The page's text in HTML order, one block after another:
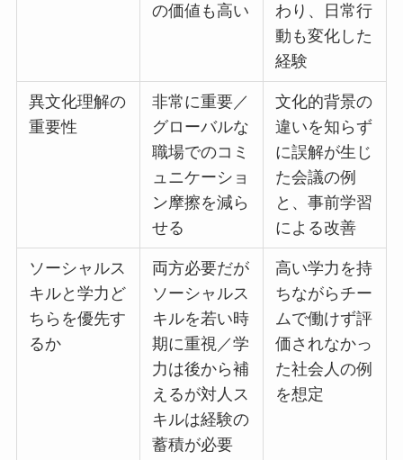
の価値も高い
わり、日常行
動も変化した
経験
異文化理解の
重要性
非常に重要／
グローバルな
職場でのコミ
ュニケーショ
ン摩擦を減ら
せる
文化的背景の
違いを知らず
に誤解が生じ
た会議の例
と、事前学習
による改善
ソーシャルス
キルと学力ど
ちらを優先す
るか
両方必要だが
ソーシャルス
キルを若い時
期に重視／学
力は後から補
えるが対人ス
キルは経験の
蓄積が必要
高い学力を持
ちながらチー
ムで働けず評
価されなかっ
た社会人の例
を想定